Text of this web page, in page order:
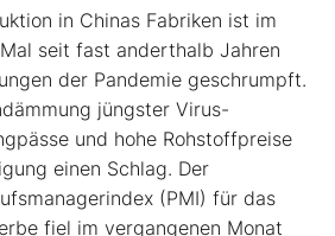
in Chinas Fabriken ist im
seit fast anderthalb Jahren
der Pandemie geschrumpft.
jüngster Virus-
und hohe Rohstoffpreise
einen Schlag. Der
(PMI) für das
fiel im vergangenen Monat